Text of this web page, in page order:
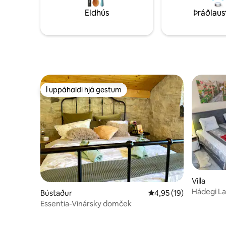
borginni okkar!
litlar
frá
Eldhús
Í uppáhaldi hjá gestum
Í uppáhaldi hjá gestum
Bústaður 4,95 af 5 í
4,95 (19)
Essentia-Vinársky domček
Villa
Hádegi